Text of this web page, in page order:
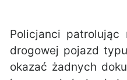
Policjanci patrolując
drogowej pojazd
okazać żadnych